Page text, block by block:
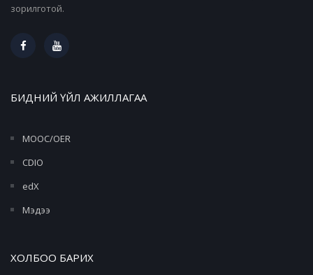
зорилготой.
БИДНИЙ ҮЙЛ АЖИЛЛАГАА
MOOC/OER
CDIO
edX
Мэдээ
ХОЛБОО БАРИХ